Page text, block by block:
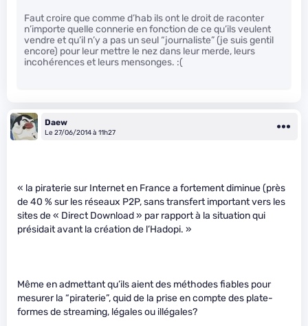
Faut croire que comme d’hab ils ont le droit de raconter
n’importe quelle connerie en fonction de ce qu’ils veulent
vendre et qu’il n’y a pas un seul “journaliste” (je suis gentil
encore) pour leur mettre le nez dans leur merde, leurs
incohérences et leurs mensonges. :(
Daew
Le 27/06/2014 à 11h27
« la piraterie sur Internet en France a fortement diminue (près
de 40 % sur les réseaux P2P, sans transfert important vers les
sites de « Direct Download » par rapport à la situation qui
présidait avant la création de l’Hadopi. »
Même en admettant qu’ils aient des méthodes fiables pour
mesurer la “piraterie”, quid de la prise en compte des plate-
formes de streaming, légales ou illégales?